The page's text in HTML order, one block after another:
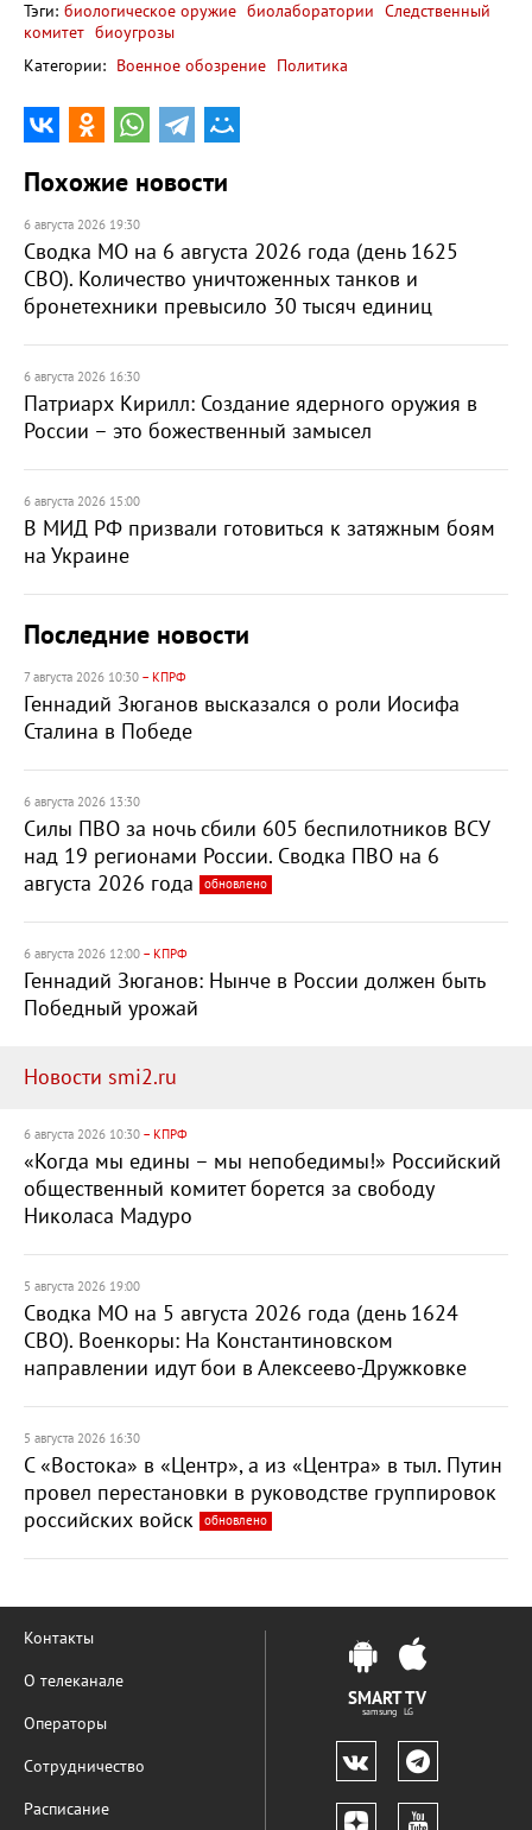
Тэги: биологическое оружие биолаборатории Следственный
комитет биоугрозы
Категории: Военное обозрение Политика
Похожие новости
6 августа 2026 19:30
Сводка МО на 6 августа 2026 года (день 1625
СВО). Количество уничтоженных танков и
бронетехники превысило 30 тысяч единиц
6 августа 2026 16:30
Патриарх Кирилл: Создание ядерного оружия в
России – это божественный замысел
6 августа 2026 15:00
В МИД РФ призвали готовиться к затяжным боям
на Украине
Последние новости
7 августа 2026 10:30 – КПРФ
Геннадий Зюганов высказался о роли Иосифа
Сталина в Победе
6 августа 2026 13:30
Силы ПВО за ночь сбили 605 беспилотников ВСУ
над 19 регионами России. Сводка ПВО на 6
августа 2026 года
обновлено
6 августа 2026 12:00 – КПРФ
Геннадий Зюганов: Нынче в России должен быть
Победный урожай
Новости smi2.ru
6 августа 2026 10:30 – КПРФ
«Когда мы едины – мы непобедимы!» Российский
общественный комитет борется за свободу
Николаса Мадуро
5 августа 2026 19:00
Сводка МО на 5 августа 2026 года (день 1624
СВО). Военкоры: На Константиновском
направлении идут бои в Алексеево-Дружковке
5 августа 2026 16:30
С «Востока» в «Центр», а из «Центра» в тыл. Путин
провел перестановки в руководстве группировок
российских войск
обновлено
Контакты
О телеканале
Операторы
Сотрудничество
Расписание
SMART TV
samsung LG